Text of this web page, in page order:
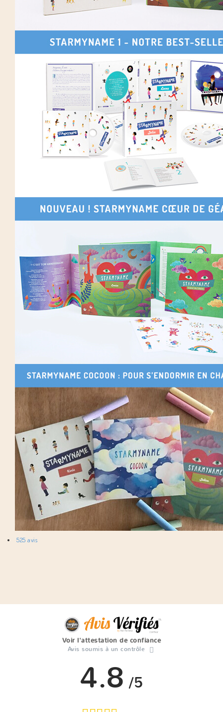
525 avis
Voir l'attestation de confiance
Avis soumis à un contrôle
4.8 /5